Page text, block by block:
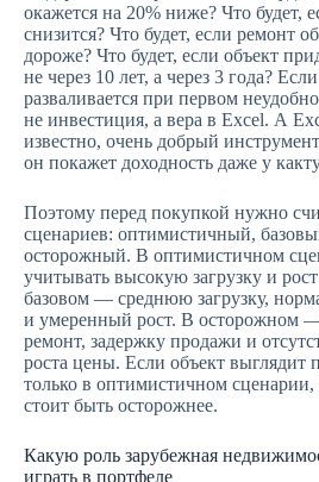
окажется на 20% ниже? Что будет,
снизится? Что будет, если ремонт
дороже? Что будет, если объект
не через 10 лет, а через 3 года?
разваливается при первом
не инвестиция, а вера в Excel. А
известно, очень добрый
он покажет доходность даже у
Поэтому перед покупкой нужно
сценариев: оптимистичный,
осторожный. В оптимистичном
учитывать высокую загрузку и
базовом — среднюю загрузку,
и умеренный рост. В осторожном
ремонт, задержку продажи и
роста цены. Если объект выглядит
только в оптимистичном сценарии,
стоит быть осторожнее.
Какую роль зарубежная
играть в портфеле